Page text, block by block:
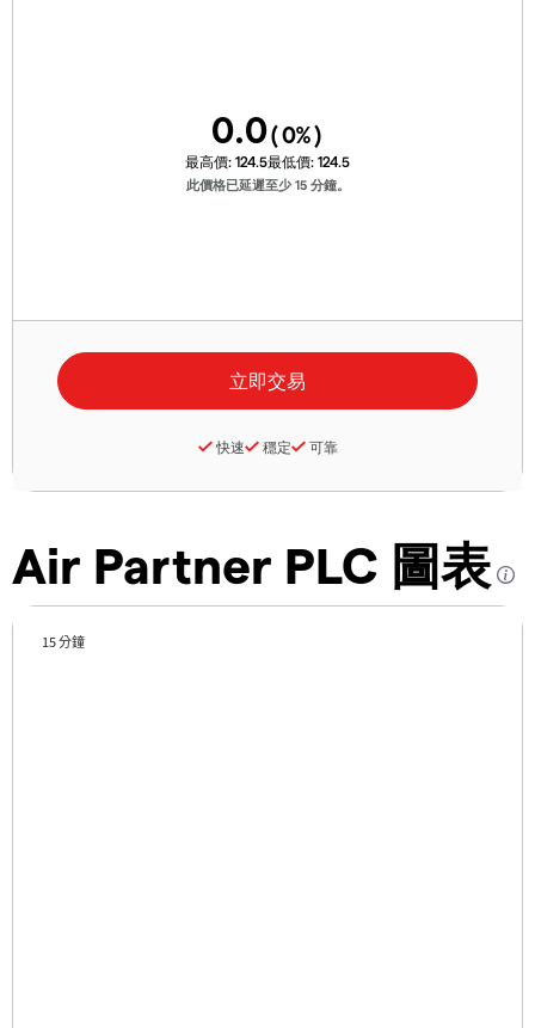
Air Partner PLC 圖表
15 分鐘
0.0(0%)
最高價: 124.5最低價: 124.5
此價格已延遲至少 15 分鐘。
快速 穩定 可靠